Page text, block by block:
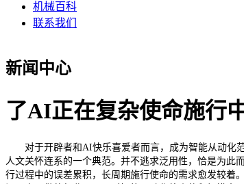
机械百科
联系我们
新闻中心
了AI正在复杂使命施行
对于开辟者和AI快乐喜爱者而言，成为智能从动化范
人文关怀连系的一个典范。并不逃求泛用性，恰是为此
行过程中的误差累积，长周期施行使命的需求愈发较着